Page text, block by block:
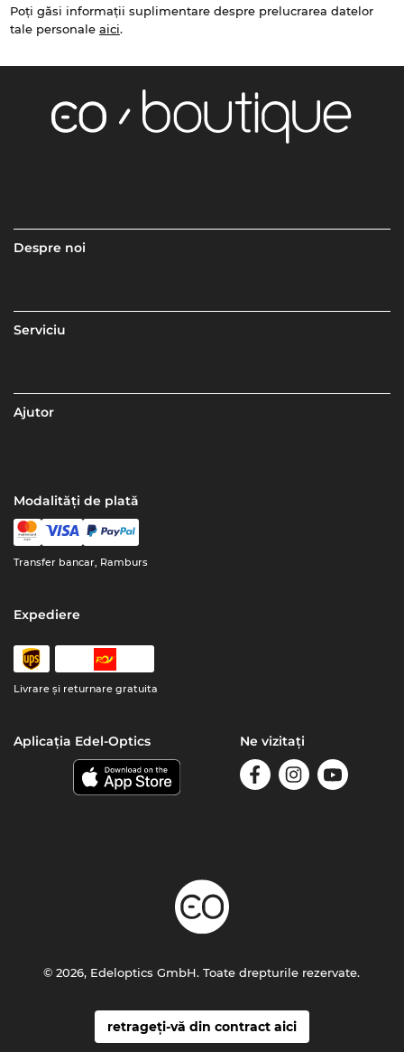
Poți găsi informații suplimentare despre prelucrarea datelor
tale personale aici.
Despre noi
Serviciu
Ajutor
Modalități de plată
Transfer bancar, Ramburs
Expediere
Livrare şi returnare gratuita
Aplicația Edel-Optics Ne vizitați
retrageți-vă din contract aici
© 2026, Edeloptics GmbH. Toate drepturile rezervate.